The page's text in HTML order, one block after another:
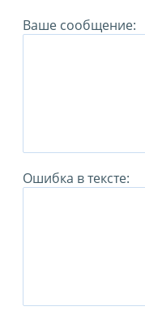
Ваше сообщение:
Ошибка в тексте: